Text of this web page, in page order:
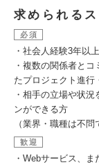
求められる
必須
・社会人経験3年以
・複数の関係者と
たプロジェクト進行
・相手の立場や状
ンができる方
（業界・職種は不問
歓迎
・Webサービス、